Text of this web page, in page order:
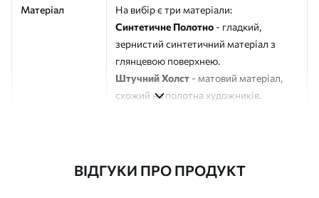
Матеріал
На вибір є три матеріали:
Синтетичне Полотно - гладкий,
зернистий синтетичний матеріал з
глянцевою поверхнею.
Штучний Холст - матовий матеріал,
схожий на полотна художників.
ВІДГУКИ ПРО ПРОДУКТ